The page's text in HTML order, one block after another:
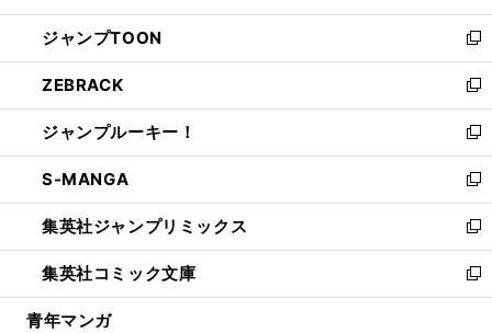
開
く
ウ
で
開
く
ン
ド
ウ
で
開
く
ウ
ィ
ン
ド
ウ
で
開
く
し
い
ウ
ィ
ン
ド
ウ
で
開
く
ジャンプTOON
新
し
い
ウ
ィ
ン
ド
ウ
で
開
く
ZEBRACK
新
し
い
ウ
ィ
ン
ド
ウ
で
開
ジャンプルーキー！
新
し
い
ウ
ィ
ン
ド
ウ
S-MANGA
新
し
い
ウ
ィ
ン
集英社ジャンプリミックス
新
し
い
ウ
集英社コミック文庫
新
し
青年マンガ